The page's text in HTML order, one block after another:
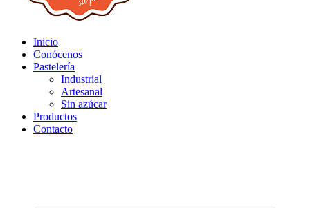
Inicio
Conócenos
Pastelería
Industrial
Artesanal
Sin azúcar
Productos
Contacto